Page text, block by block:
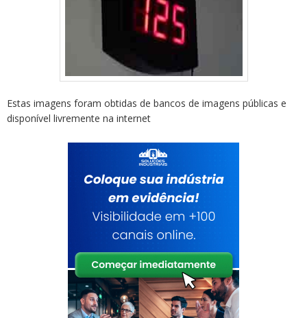
Estas imagens foram obtidas de bancos de imagens públicas e
disponível livremente na internet